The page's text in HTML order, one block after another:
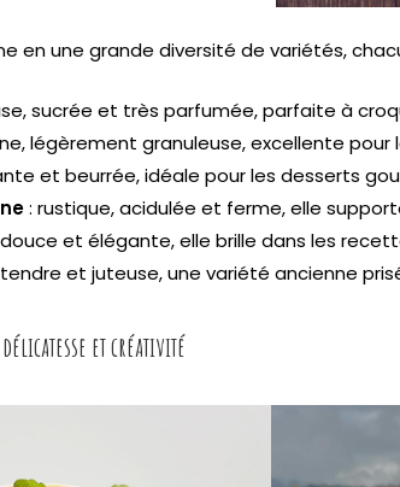
en une grande diversité de variétés,
sucrée et très parfumée, parfaite à
légèrement granuleuse, excellente
et beurrée, idéale pour les desserts
: rustique, acidulée et ferme, elle
et élégante, elle brille dans les
et juteuse, une variété ancienne
et créativité